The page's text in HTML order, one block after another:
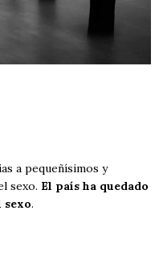
a pequeñísimos y
sexo. El país ha quedado
sexo.